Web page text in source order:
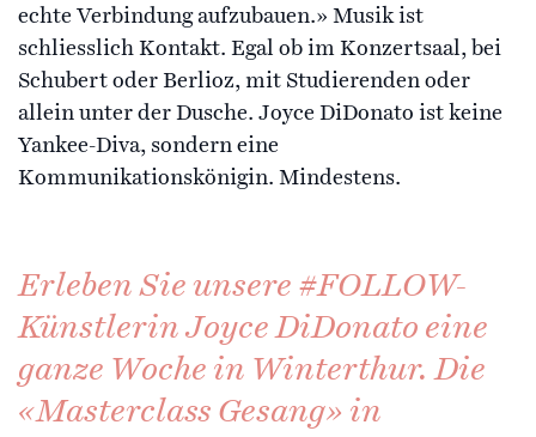
echte Verbindung aufzubauen.» Musik ist
schliesslich Kontakt. Egal ob im Konzertsaal, bei
Schubert oder Berlioz, mit Studierenden oder
allein unter der Dusche. Joyce DiDonato ist keine
Yankee-Diva, sondern eine
Kommunikationskönigin. Mindestens.
Erleben Sie unsere #FOLLOW-
Künstlerin Joyce DiDonato eine
ganze Woche in Winterthur. Die
«Masterclass Gesang» in